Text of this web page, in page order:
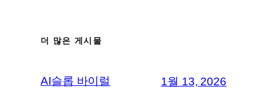
더 많은 게시물
AI슬롭 바이럴 1월 13, 2026